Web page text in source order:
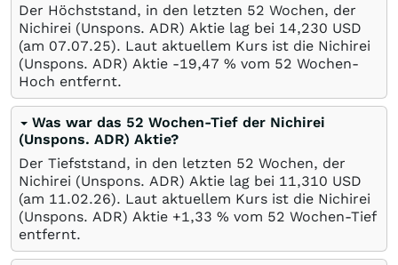
Der Höchststand, in den letzten 52 Wochen, der
Nichirei (Unspons. ADR) Aktie lag bei 14,230 USD
(am 07.07.25). Laut aktuellem Kurs ist die Nichirei
(Unspons. ADR) Aktie -19,47 % vom 52 Wochen-
Hoch entfernt.
Was war das 52 Wochen-Tief der Nichirei
(Unspons. ADR) Aktie?
Der Tiefststand, in den letzten 52 Wochen, der
Nichirei (Unspons. ADR) Aktie lag bei 11,310 USD
(am 11.02.26). Laut aktuellem Kurs ist die Nichirei
(Unspons. ADR) Aktie +1,33 % vom 52 Wochen-Tief
entfernt.